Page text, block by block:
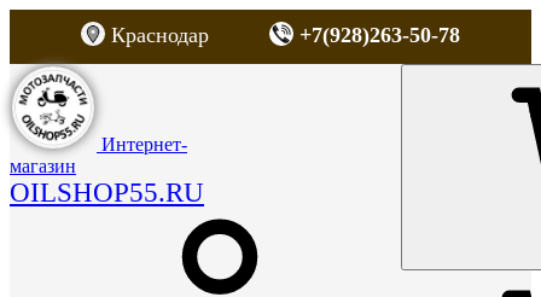
Краснодар +7(928)263-50-78
Интернет-
магазин
OILSHOP55.RU